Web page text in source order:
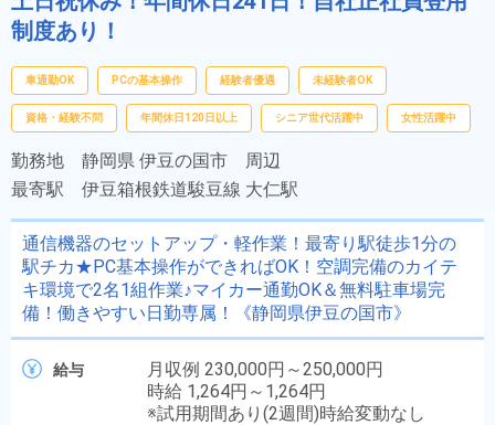
制度あり！
車通勤OK PCの基本操作 経験者優遇 未経験者OK
資格・経験不問 年間休日120日以上 シニア世代活躍中 女性活躍中
勤務地 静岡県 伊豆の国市 周辺
最寄駅 伊豆箱根鉄道駿豆線 大仁駅
通信機器のセットアップ・軽作業！最寄り駅徒歩1分の
駅チカ★PC基本操作ができればOK！空調完備のカイテ
キ環境で2名1組作業♪マイカー通勤OK＆無料駐車場完
備！働きやすい日勤専属！《静岡県伊豆の国市》
給与
月収例 230,000円～250,000円
時給 1,264円～1,264円
※試用期間あり(2週間)時給変動なし